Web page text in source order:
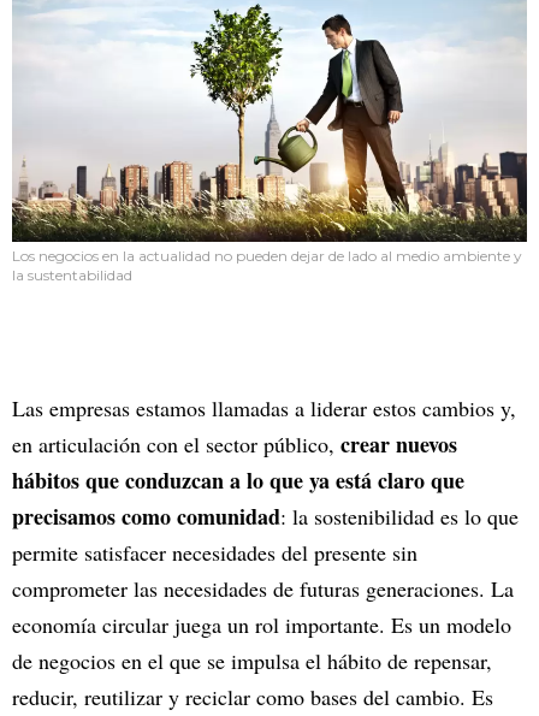
Los negocios en la actualidad no pueden dejar de lado al medio ambiente y
la sustentabilidad
Las empresas estamos llamadas a liderar estos cambios y,
en articulación con el sector público, crear nuevos
hábitos que conduzcan a lo que ya está claro que
precisamos como comunidad: la sostenibilidad es lo que
permite satisfacer necesidades del presente sin
comprometer las necesidades de futuras generaciones. La
economía circular juega un rol importante. Es un modelo
de negocios en el que se impulsa el hábito de repensar,
reducir, reutilizar y reciclar como bases del cambio. Es